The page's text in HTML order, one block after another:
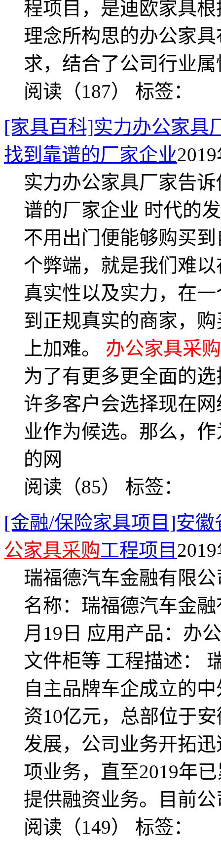
程项目，是迪欧家具
理念所构思的办公家
求，结合了公司行业属
阅读（187） 标签：
[家具百科]实力办公家具
找到靠谱的厂家企业
实力办公家具厂家告
谱的厂家企业 时代的
不用出门便能够购买
个弊端，就是我们难
真实性以及实力，在
到正规真实的商家，
上加难。 办公家具采购
为了有更多更全面的
许多客户会选择现在
业作为候选。那么，
的网
阅读（85） 标签：
[金融/保险家具项目]安
公家具采购工程项目
瑞福德汽车金融有限公
名称：瑞福德汽车金
月19日 应用产品：办
文件柜等 工程描述：
自主品牌车企成立的
资10亿元，总部位于
发展，公司业务开拓
项业务，直至2019年
提供融资业务。目前
阅读（149） 标签：